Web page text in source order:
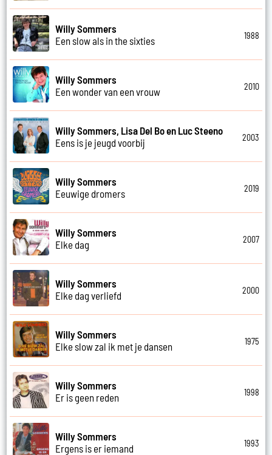
Willy Sommers
Een slow als in the sixties
1988
Willy Sommers
Een wonder van een vrouw
2010
Willy Sommers, Lisa Del Bo en Luc Steeno
Eens is je jeugd voorbij
2003
Willy Sommers
Eeuwige dromers
2019
Willy Sommers
Elke dag
2007
Willy Sommers
Elke dag verliefd
2000
Willy Sommers
Elke slow zal ik met je dansen
1975
Willy Sommers
Er is geen reden
1998
Willy Sommers
Ergens is er iemand
1993